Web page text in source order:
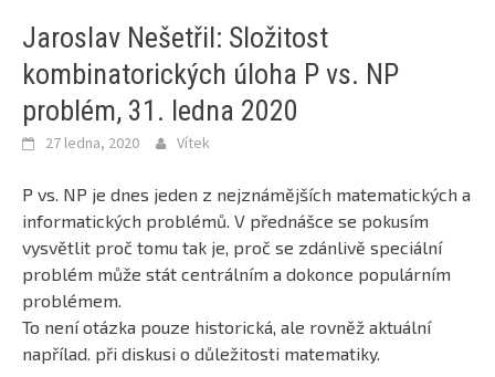
Jaroslav Nešetřil: Složitost
kombinatorických úloha P vs. NP
problém, 31. ledna 2020
27 ledna, 2020 Vítek
P vs. NP je dnes jeden z nejznámějších matematických a
informatických problémů. V přednášce se pokusím
vysvětlit proč tomu tak je, proč se zdánlivě speciální
problém může stát centrálním a dokonce populárním
problémem.
To není otázka pouze historická, ale rovněž aktuální
napřílad. při diskusi o důležitosti matematiky.